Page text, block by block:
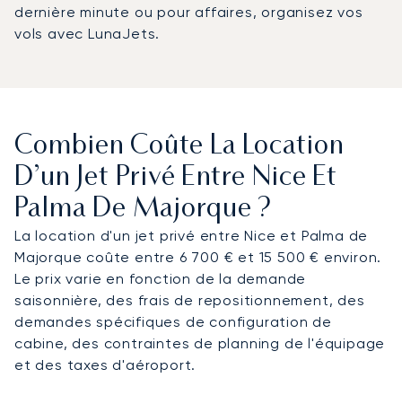
dernière minute ou pour affaires, organisez vos
vols avec LunaJets.
Combien Coûte La Location
D’un Jet Privé Entre Nice Et
Palma De Majorque ?
La location d'un jet privé entre Nice et Palma de
Majorque coûte entre 6 700 € et 15 500 € environ.
Le prix varie en fonction de la demande
saisonnière, des frais de repositionnement, des
demandes spécifiques de configuration de
cabine, des contraintes de planning de l'équipage
et des taxes d'aéroport.